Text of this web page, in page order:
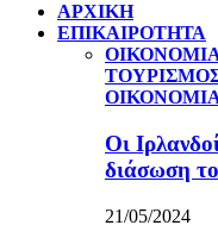
ΑΡΧΙΚΗ
ΕΠΙΚΑΙΡΟΤΗΤΑ
Οι
διάσωση
21/05/2024